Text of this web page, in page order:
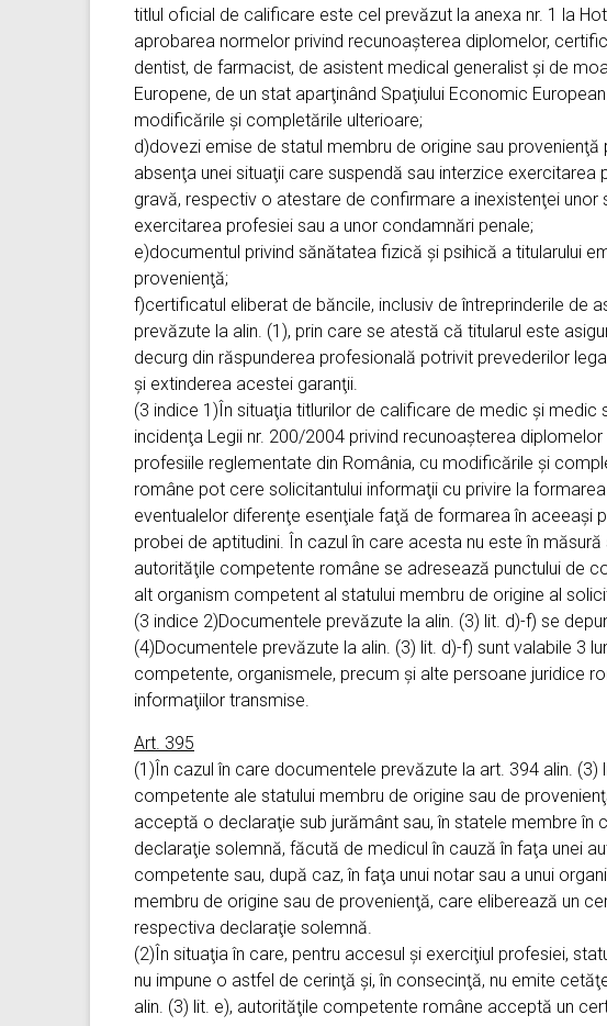
titlul oficial de calificare este cel prevăzut la anexa nr. 1 la
aprobarea normelor privind recunoaşterea diplomelor,
dentist, de farmacist, de asistent medical generalist şi de
Europene, de un stat aparţinând Spaţiului Economic
modificările şi completările ulterioare;
d)dovezi emise de statul membru de origine sau
absenţa unei situaţii care suspendă sau interzice
gravă, respectiv o atestare de confirmare a inexistenţei
exercitarea profesiei sau a unor condamnări penale;
e)documentul privind sănătatea fizică şi psihică a titularului
provenienţă;
f)certificatul eliberat de băncile, inclusiv de întreprinderile de
prevăzute la alin. (1), prin care se atestă că titularul este
decurg din răspunderea profesională potrivit prevederilor
şi extinderea acestei garanţii.
(3 indice 1)În situaţia titlurilor de calificare de medic şi
incidenţa Legii nr. 200/2004 privind recunoaşterea
profesiile reglementate din România, cu modificările şi
române pot cere solicitantului informaţii cu privire la
eventualelor diferenţe esenţiale faţă de formarea în aceeaşi
probei de aptitudini. În cazul în care acesta nu este în
autorităţile competente române se adresează punctului de
alt organism competent al statului membru de origine al
(3 indice 2)Documentele prevăzute la alin. (3) lit. d)-f) se
(4)Documentele prevăzute la alin. (3) lit. d)-f) sunt valabile 3
competente, organismele, precum şi alte persoane juridice
informaţiilor transmise.
Art. 395
(1)În cazul în care documentele prevăzute la art. 394 alin. (3)
competente ale statului membru de origine sau de
acceptă o declaraţie sub jurământ sau, în statele membre în
declaraţie solemnă, făcută de medicul în cauză în faţa unei
competente sau, după caz, în faţa unui notar sau a unui
membru de origine sau de provenienţă, care eliberează un
respectiva declaraţie solemnă.
(2)În situaţia în care, pentru accesul şi exerciţiul profesiei,
nu impune o astfel de cerinţă şi, în consecinţă, nu emite
alin. (3) lit. e), autorităţile competente române acceptă un